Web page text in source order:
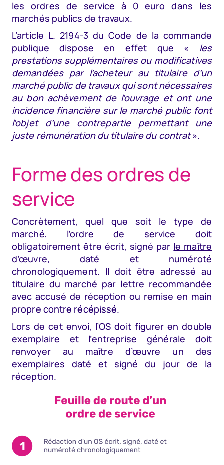
les ordres de service à 0 euro dans les
marchés publics de travaux.
L’article L. 2194-3 du Code de la commande
publique dispose en effet que « les
prestations supplémentaires ou modificatives
demandées par l’acheteur au titulaire d’un
marché public de travaux qui sont nécessaires
au bon achèvement de l’ouvrage et ont une
incidence financière sur le marché public font
l’objet d’une contrepartie permettant une
juste rémunération du titulaire du contrat».
Forme des ordres de
service
Concrètement, quel que soit le type de
marché, l’ordre de service doit
obligatoirement être écrit, signé par le maître
d’œuvre, daté et numéroté
chronologiquement. Il doit être adressé au
titulaire du marché par lettre recommandée
avec accusé de réception ou remise en main
propre contre récépissé.
Lors de cet envoi, l’OS doit figurer en double
exemplaire et l’entreprise générale doit
renvoyer au maître d’œuvre un des
exemplaires daté et signé du jour de la
réception.